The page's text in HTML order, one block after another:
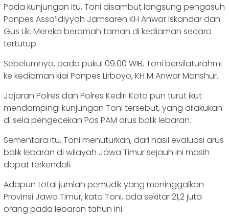
Pada kunjungan itu, Toni disambut langsung pengasuh
Ponpes Assa’idiyyah Jamsaren KH Anwar Iskandar dan
Gus Lik. Mereka beramah tamah di kediaman secara
tertutup.
Sebelumnya, pada pukul 09.00 WIB, Toni bersilaturahmi
ke kediaman kiai Ponpes Lirboyo, KH M Anwar Manshur.
Jajaran Polres dan Polres Kediri Kota pun turut ikut
mendampingi kunjungan Toni tersebut, yang dilakukan
di sela pengecekan Pos PAM arus balik lebaran.
Sementara itu, Toni menuturkan, dari hasil evaluasi arus
balik lebaran di wilayah Jawa Timur sejauh ini masih
dapat terkendali.
Adapun total jumlah pemudik yang meninggalkan
Provinsi Jawa Timur, kata Toni, ada sekitar 21,2 juta
orang pada lebaran tahun ini.